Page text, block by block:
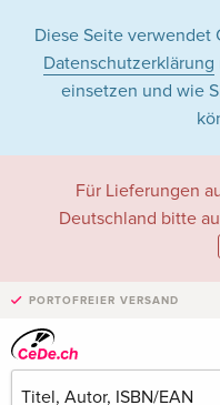
Diese Seite verwendet
Datenschutzerklärung
einsetzen und wie
Für Lieferungen
Deutschland bitte
PORTOFREIER VERSAND